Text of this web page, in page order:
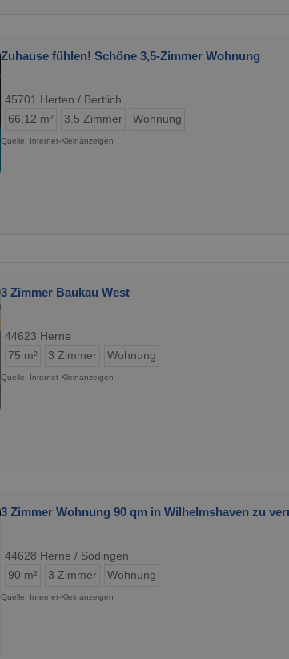
Zuhause fühlen! Schöne 3,5-Zimmer Wohnung
45701 Herten / Bertlich
66,12 m²
3.5 Zimmer Wohnung
Quelle: Internet-Kleinanzeigen
3 Zimmer Baukau West
44623 Herne
75 m²
3 Zimmer Wohnung
Quelle: Internet-Kleinanzeigen
3 Zimmer Wohnung 90 qm in Wilhelmshaven zu
44628 Herne / Sodingen
90 m²
3 Zimmer Wohnung
Quelle: Internet-Kleinanzeigen